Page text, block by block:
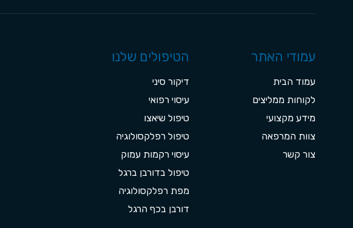
עמודי האתר
עמוד הבית
לקוחות ממליצים
מידע מקצועי
צוות המרפאה
צור קשר
הטיפולים שלנו
דיקור סיני
עיסוי רפואי
טיפול שיאצו
טיפול רפלקסולוגיה
עיסוי רקמות עמוק
טיפול בדורבן ברגל
מפת רפלקסולוגיה
דורבן בכף הרגל